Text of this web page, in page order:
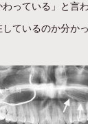
わっている」と言
ているのか分か